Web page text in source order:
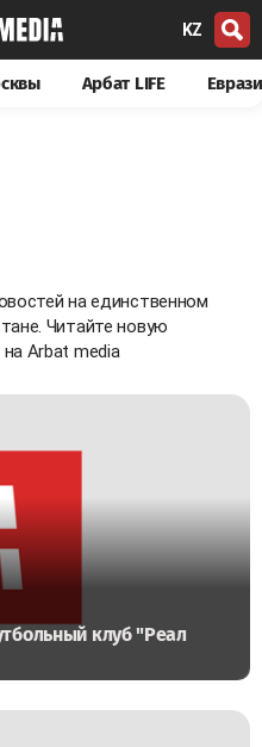
KZ
Арбат LIFE
на единственном
Читайте новую
на Arbat media
клуб "Реал